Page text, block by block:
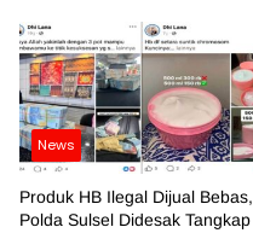
News
Produk HB Ilegal Dijual Bebas,
Polda Sulsel Didesak Tangkap